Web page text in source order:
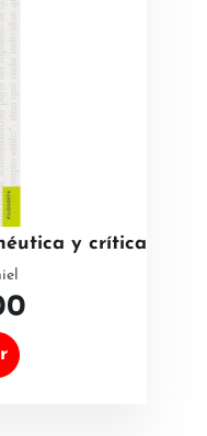
y crítica